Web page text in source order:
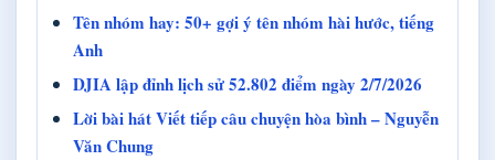
Tên nhóm hay: 50+ gợi ý tên nhóm hài hước, tiếng
Anh
DJIA lập đỉnh lịch sử 52.802 điểm ngày 2/7/2026
Lời bài hát Viết tiếp câu chuyện hòa bình – Nguyễn
Văn Chung